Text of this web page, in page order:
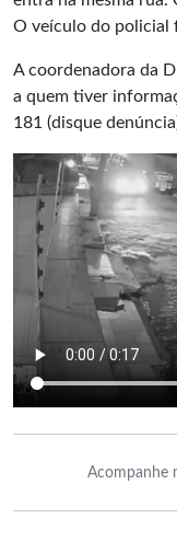
O veículo do policial
A coordenadora da
a quem tiver
181 (disque
Acompanhe